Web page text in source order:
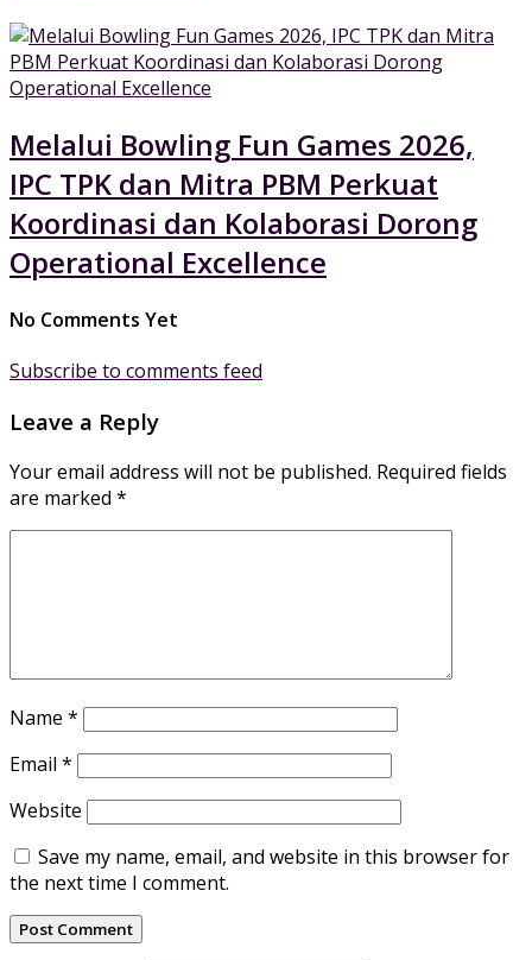
Melalui Bowling Fun Games 2026,
IPC TPK dan Mitra PBM Perkuat
Koordinasi dan Kolaborasi Dorong
Operational Excellence
No Comments Yet
Subscribe to comments feed
Leave a Reply
Your email address will not be published. Required fields
are marked *
Name *
Email *
Website
Save my name, email, and website in this browser for
the next time I comment.